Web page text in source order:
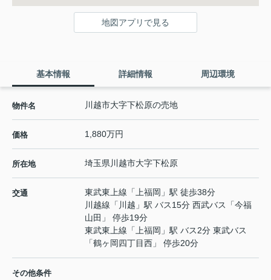
地図アプリで見る
基本情報 詳細情報 周辺環境
物件名 川越市大字下松原の売地
価格 1,880万円
所在地 埼玉県 川越市大字下松原
交通 東武東上線 「 上福岡 」駅 徒歩38分
川越線 「 川越 」駅 バス15分 西武バス「今福
山田」 停歩19分
東武東上線 「 上福岡 」駅 バス2分 東武バス
「鶴ヶ岡四丁目西」 停歩20分
その他条件